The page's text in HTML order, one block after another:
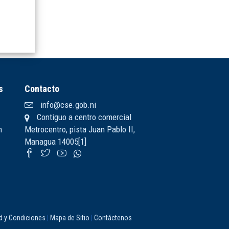
Contacto
info@cse.gob.ni
Contiguo a centro comercial
Metrocentro, pista Juan Pablo II,
Managua 14005[1]
y Condiciones | Mapa de Sitio | Contáctenos